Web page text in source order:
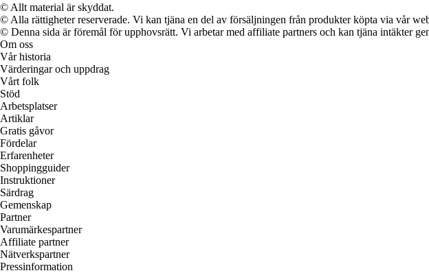
© Allt material är skyddat.
© Alla rättigheter reserverade. Vi kan tjäna en del av försäljningen från produkter köpta via vår
© Denna sida är föremål för upphovsrätt. Vi arbetar med affiliate partners och kan tjäna intäkter
Om oss
Vår historia
Värderingar och uppdrag
Vårt folk
Stöd
Arbetsplatser
Artiklar
Gratis gåvor
Fördelar
Erfarenheter
Shoppingguider
Instruktioner
Särdrag
Gemenskap
Partner
Varumärkespartner
Affiliate partner
Nätverkspartner
Pressinformation